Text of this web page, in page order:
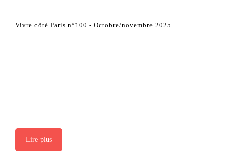
Vivre côté Paris n°100 - Octobre/novembre 2025
Lire plus